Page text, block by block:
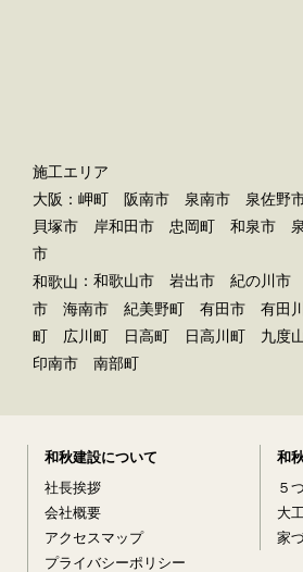
施工エリア
大阪：岬町 阪南市 泉南市 泉佐
貝塚市 岸和田市 忠岡町 和泉市
市
和歌山 ：和歌山市 岩出市 紀の川
市 海南市 紀美野町 有田市 有田
町 広川町 日高町 日高川町 九度
印南市 南部町
和秋建設について
社長挨拶
会社概要
アクセスマップ
プライバシーポリシー
和
５
大
家